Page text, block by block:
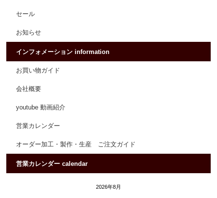
セール
お知らせ
インフォメーション information
お買い物ガイド
会社概要
youtube 動画紹介
営業カレンダー
オーダー加工・製作・生産 ご注文ガイド
営業カレンダー calendar
2026年8月